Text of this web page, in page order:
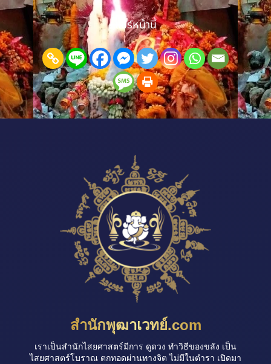
แชร์หน้านี้
สำนักพุฒาเวทย์.com
เราเป็นสำนักไสยศาสตร์มีการ ดูดวง ทำวิธีของขลัง เป็น
ไสยศาสตร์โบราณ ตกทอดผ่านทางจิต ไม่มีในตำรา เปิดมา